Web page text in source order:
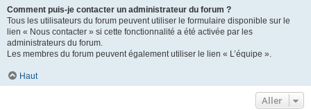
Comment puis-je contacter un administrateur du forum ?
Tous les utilisateurs du forum peuvent utiliser le formulaire disponible sur le
lien « Nous contacter » si cette fonctionnalité a été activée par les
administrateurs du forum.
Les membres du forum peuvent également utiliser le lien « L’équipe ».
Haut
Aller